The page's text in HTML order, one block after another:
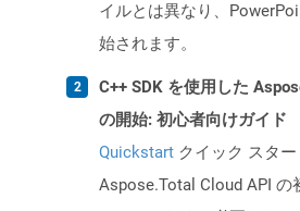
イルとは異なり、
始されます。
C++ SDK を使用した
の開始: 初心者向けガイド
Quickstart クイック スター
Aspose.Total Cloud API の